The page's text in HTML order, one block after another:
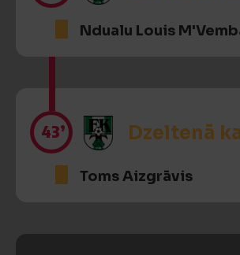
Ndualu Louis
43’ Dzeltenā
Toms Aizgrāvis